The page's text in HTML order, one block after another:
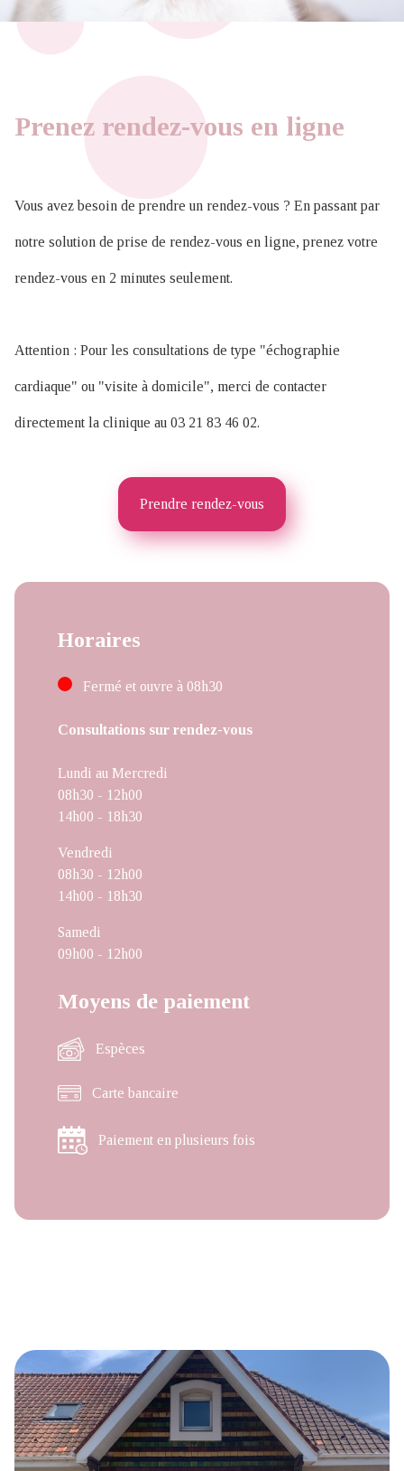
Prenez rendez-vous en ligne
Vous avez besoin de prendre un rendez-vous ? En passant par
notre solution de prise de rendez-vous en ligne, prenez votre
rendez-vous en 2 minutes seulement.
Attention : Pour les consultations de type "échographie
cardiaque" ou "visite à domicile", merci de contacter
directement la clinique au 03 21 83 46 02.
Prendre rendez-vous
Horaires
Fermé et ouvre à 08h30
Consultations sur rendez-vous
Lundi au Mercredi
08h30 - 12h00
14h00 - 18h30
Vendredi
08h30 - 12h00
14h00 - 18h30
Samedi
09h00 - 12h00
Moyens de paiement
Espèces
Carte bancaire
Paiement en plusieurs fois